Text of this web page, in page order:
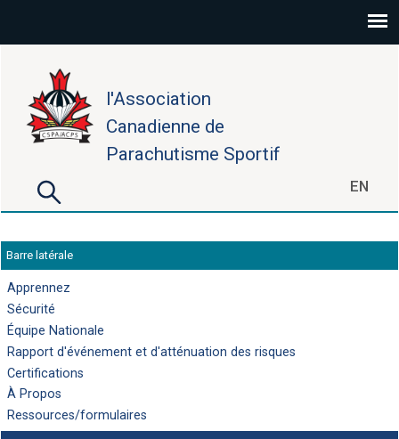
l'Association
Canadienne de
Parachutisme Sportif
EN
Formulaire de recherche
Rechercher
Barre latérale
Apprennez
Sécurité
Équipe Nationale
Rapport d'événement et d'atténuation des risques
Certifications
À Propos
Ressources/formulaires